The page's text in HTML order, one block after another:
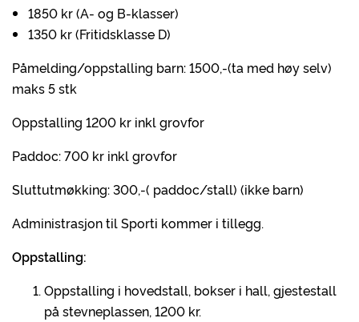
1850 kr (A- og B-klasser)
1350 kr (Fritidsklasse D)
Påmelding/oppstalling barn: 1500,-(ta med høy selv)
maks 5 stk
Oppstalling 1200 kr inkl grovfor
Paddoc: 700 kr inkl grovfor
Sluttutmøkking: 300,-( paddoc/stall) (ikke barn)
Administrasjon til Sporti kommer i tillegg.
Oppstalling:
Oppstalling i hovedstall, bokser i hall, gjestestall
på stevneplassen, 1200 kr.